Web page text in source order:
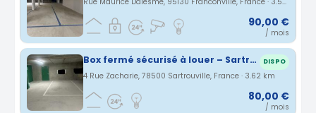
90,00 €
/ mois
Box fermé sécurisé à louer – Sartrouville Vieux-Pays DISPO
4 Rue Zacharie, 78500 Sartrouville, France · 3.62 km
80,00 €
/ mois